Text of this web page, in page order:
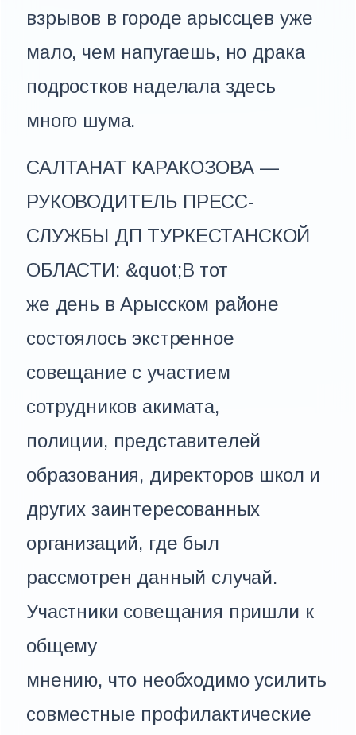
взрывов в городе арыссцев уже
мало, чем напугаешь, но драка
подростков наделала здесь
много шума.
САЛТАНАТ КАРАКОЗОВА —
РУКОВОДИТЕЛЬ ПРЕСС-
СЛУЖБЫ ДП ТУРКЕСТАНСКОЙ
ОБЛАСТИ: &quot;В тот
же день в Арысском районе
состоялось экстренное
совещание с участием
сотрудников акимата,
полиции, представителей
образования, директоров школ и
других заинтересованных
организаций, где был
рассмотрен данный случай.
Участники совещания пришли к
общему
мнению, что необходимо усилить
совместные профилактические